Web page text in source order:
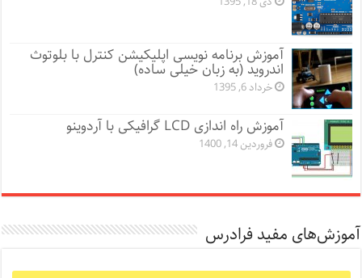
آموزش برنامه نویسی اپلیکیشن کنترل با بلوتوث
اندروید (به زبان خیلی ساده)
خرداد 6, 1395
آموزش راه اندازی LCD گرافیکی با آردوینو
فروردین 14, 1400
آموزش‌های مفید فرادرس